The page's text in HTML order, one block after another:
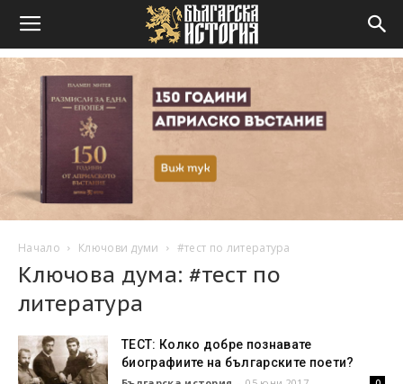
Начало Ключови думи #тест по литература
Ключова дума: #тест по
литература
ТЕСТ: Колко добре познавате
биографиите на българските поети?